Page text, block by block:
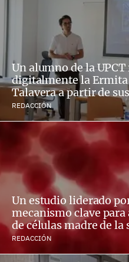
Un alumno de la
digitalmente la Ermita
Talavera a partir de
REDACCIÓN
Un estudio liderado
mecanismo clave
de células madre de la
REDACCIÓN